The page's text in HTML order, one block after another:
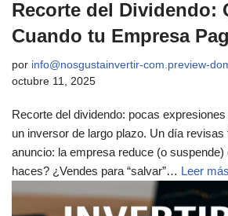
Recorte del Dividendo:
Cuando tu Empresa
por info@nosgustainvertir-com.preview-
octubre 11, 2025
Recorte del dividendo: pocas
un inversor de largo plazo. Un día
anuncio: la empresa reduce (o suspende)
haces? ¿Vendes para “salvar”… Leer